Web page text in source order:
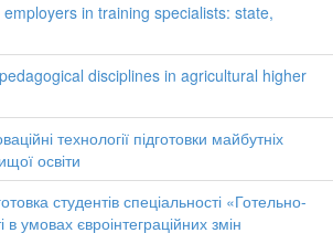
in training specialists: state,
disciplines in agricultural higher
технології підготовки майбутніх
освіти
студентів спеціальності «Готельно-
умовах євроінтеграційних змін